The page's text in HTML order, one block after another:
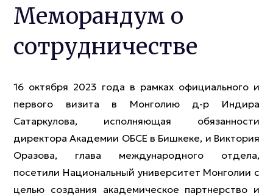
Меморандум о
сотрудничестве
16 октября 2023 года в рамках официального и
первого визита в Монголию д-р Индира
Сатаркулова, исполняющая обязанности
директора Академии ОБСЕ в Бишкеке, и Виктория
Оразова, глава международного отдела,
посетили Национальный университет Монголии с
целью создания академическое партнерство и